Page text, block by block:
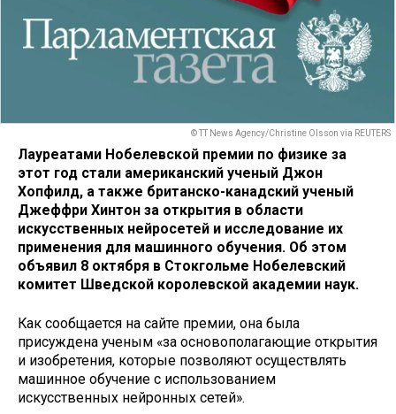
© TT News Agency/Christine Olsson via REUTERS
Лауреатами Нобелевской премии по физике за
этот год стали американский ученый Джон
Хопфилд, а также британско-канадский ученый
Джеффри Хинтон за открытия в области
искусственных нейросетей и исследование их
применения для машинного обучения. Об этом
объявил 8 октября в Стокгольме Нобелевский
комитет Шведской королевской академии наук.
Как сообщается на сайте премии, она была
присуждена ученым «за основополагающие открытия
и изобретения, которые позволяют осуществлять
машинное обучение с использованием
искусственных нейронных сетей».